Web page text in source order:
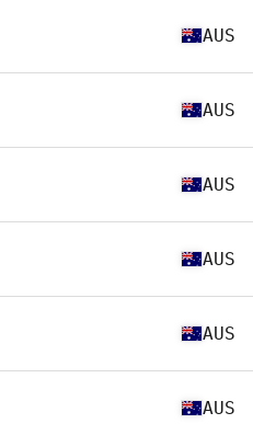
AUS
AUS
AUS
AUS
AUS
AUS